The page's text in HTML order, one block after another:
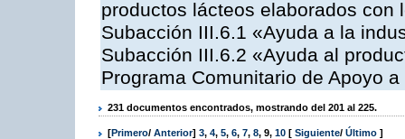
productos lácteos elaborados
Subacción III.6.1 «Ayuda a la
Subacción III.6.2 «Ayuda al
Programa Comunitario de Apoyo
231 documentos encontrados, mostrando del 201 al 225.
[Primero/ Anterior] 3, 4, 5, 6, 7, 8, 9, 10 [ Siguiente/ Último ]